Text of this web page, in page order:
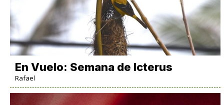
En Vuelo: Semana de Icterus
Rafael